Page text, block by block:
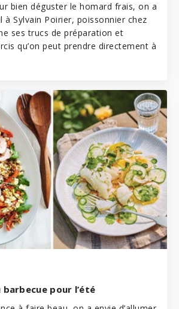
bien déguster le homard frais, on a
à Sylvain Poirier, poissonnier chez
ses trucs de préparation et
qu’on peut prendre directement à
pour l’été